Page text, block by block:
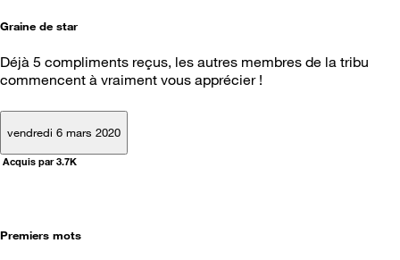
Graine de star
Déjà 5 compliments reçus, les autres membres de la tribu
commencent à vraiment vous apprécier !
vendredi 6 mars 2020
Acquis par 3.7K
Premiers mots